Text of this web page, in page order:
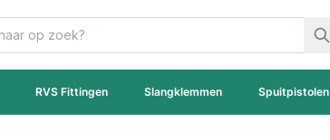
RVS Fittingen Slangklemmen Spuitpistolen